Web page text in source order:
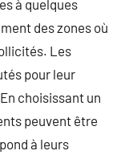
à quelques
des zones où
Les
pour leur
choisissant un
peuvent être
à leurs